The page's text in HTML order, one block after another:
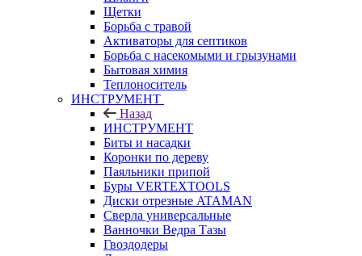
Щетки
Борьба с травой
Активаторы для септиков
Борьба с насекомыми и грызунами
Бытовая химия
Теплоноситель
ИНСТРУМЕНТ
Назад
ИНСТРУМЕНТ
Биты и насадки
Коронки по дереву
Паяльники припой
Буры VERTEXTOOLS
Диски отрезные ATAMAN
Сверла универсальные
Ванночки Ведра Тазы
Гвоздодеры